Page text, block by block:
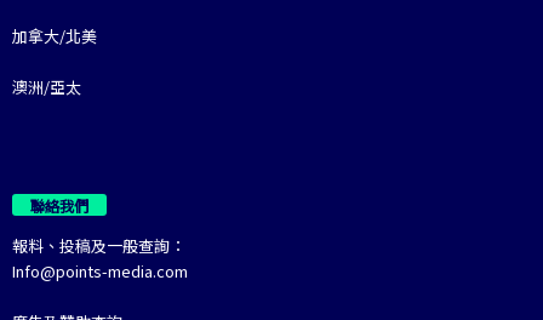
加拿大/北美
澳洲/亞太
聯絡我們
報料、投稿及一般查詢：
Info@points-media.com